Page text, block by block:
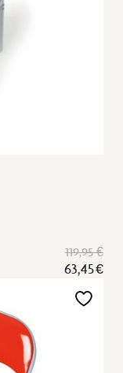
119,95 €
63,45 €
Aggiungi